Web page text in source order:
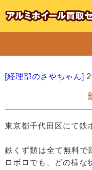
[経理部のさやちゃん]
東京都千代田区にて鉄
鉄くず類は全て無料で
ロボロでも、どの様な